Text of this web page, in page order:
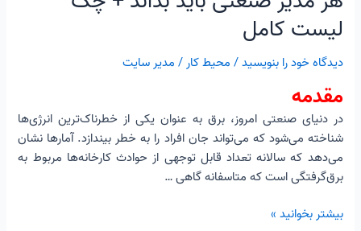
لیست کامل
دیدگاه‌ خود را بنویسید/ محیط کار/ مدیر سایت
مقدمه
در دنیای صنعتی امروز، برق به عنوان یکی از خطرناک‌ترین انرژی‌ها
شناخته می‌شود که می‌تواند جان افراد را به خطر بیندازد. آمارها نشان
می‌دهد که سالانه تعداد قابل توجهی از حوادث کارخانه‌ها مربوط به
برق‌گرفتگی است که متاسفانه گاهی …
لیست
کامل
بیشتر بخوانید »